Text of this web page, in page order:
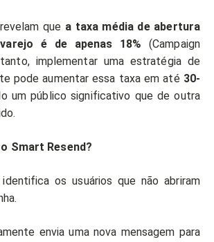
que a taxa média de abertura
é de apenas 18% (Campaign
implementar uma estratégia de
pode aumentar essa taxa em até 30-
um público significativo que de outra
Smart Resend?
os usuários que não abriram
envia uma nova mensagem para